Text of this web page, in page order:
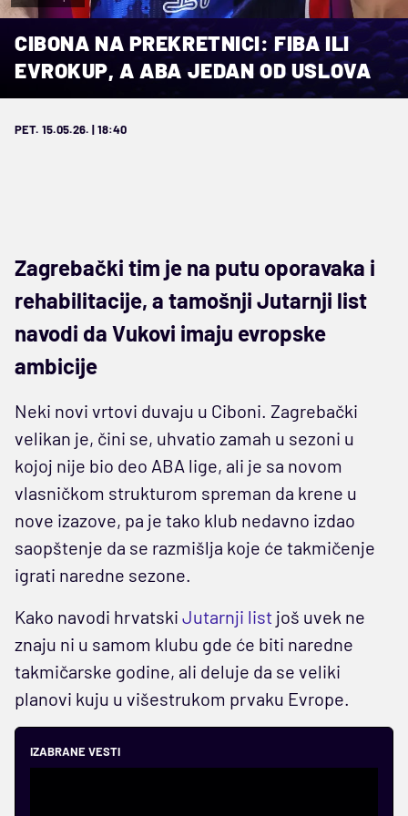
CIBONA NA PREKRETNICI: FIBA ILI
EVROKUP, A ABA JEDAN OD USLOVA
PET. 15.05.26. | 18:40
Zagrebački tim je na putu oporavaka i
rehabilitacije, a tamošnji Jutarnji list
navodi da Vukovi imaju evropske
ambicije
Neki novi vrtovi duvaju u Ciboni. Zagrebački
velikan je, čini se, uhvatio zamah u sezoni u
kojoj nije bio deo ABA lige, ali je sa novom
vlasničkom strukturom spreman da krene u
nove izazove, pa je tako klub nedavno izdao
saopštenje da se razmišlja koje će takmičenje
igrati naredne sezone.
Kako navodi hrvatski Jutarnji list još uvek ne
znaju ni u samom klubu gde će biti naredne
takmičarske godine, ali deluje da se veliki
planovi kuju u višestrukom prvaku Evrope.
IZABRANE VESTI